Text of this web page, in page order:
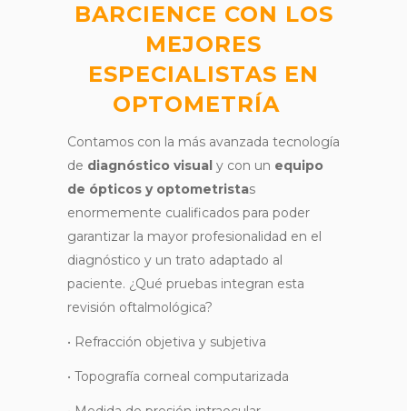
BARCIENCE CON LOS
MEJORES
ESPECIALISTAS EN
OPTOMETRÍA
Contamos con la más avanzada tecnología
de diagnóstico visual y con un equipo
de ópticos y optometristas
enormemente cualificados para poder
garantizar la mayor profesionalidad en el
diagnóstico y un trato adaptado al
paciente. ¿Qué pruebas integran esta
revisión oftalmológica?
• Refracción objetiva y subjetiva
• Topografía corneal computarizada